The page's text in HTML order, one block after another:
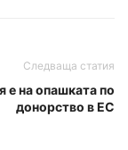
Следваща статия
е на опашката по
донорство в ЕС